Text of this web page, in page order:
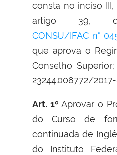
consta no inciso
artigo 39,
CONSU/IFAC n°
que aprova o
Conselho
23244.008772/
Art. 1ºAprovar o
do Curso de
continuada de
do Instituto